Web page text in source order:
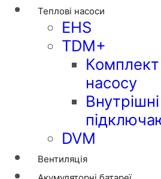
Теплові насоси
EHS
TDM+
насосу
DVM
Вентиляція